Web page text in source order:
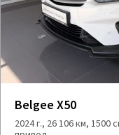
Belgee X50
2024 г., 26 106 км,